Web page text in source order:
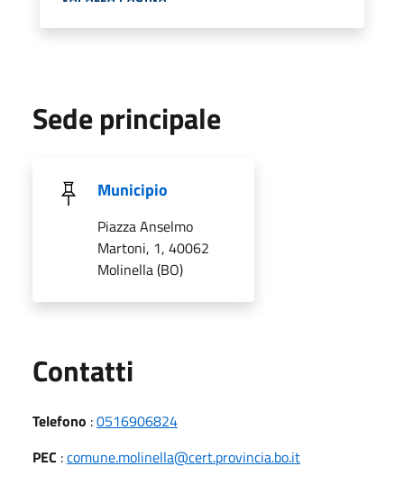
Sede principale
Municipio
Piazza Anselmo
Martoni, 1, 40062
Molinella (BO)
Contatti
Telefono :0516906824
PEC :comune.molinella@cert.provincia.bo.it